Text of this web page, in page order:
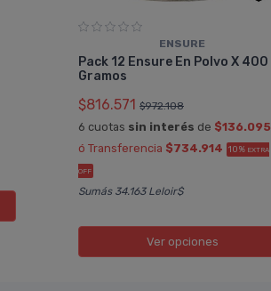
ENSURE
Pack 12 Ensure En Polvo X 400
Gramos
$816.571 $972.108
6 cuotas sin interés de $136.095
ó Transferencia $734.914 10% EXTRA
OFF
Sumás 34.163 Leloir$
Ver opciones